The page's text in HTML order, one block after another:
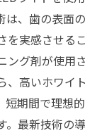
は、歯の表面
を実感させる
ング剤が使用
、高いホワイ
短期間で理想
。最新技術の